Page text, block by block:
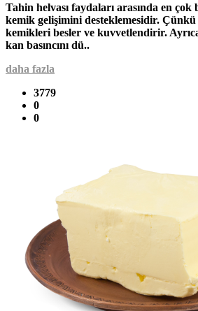
Tahin helvası faydaları arasında en
kemik gelişimini desteklemesidir.
kemikleri besler ve kuvvetlendirir.
kan basıncını dü..
daha fazla
3779
0
0